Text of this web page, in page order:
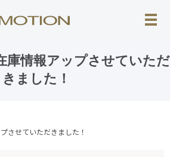
庫情報アップさせていただ
きました！
させていただきました！